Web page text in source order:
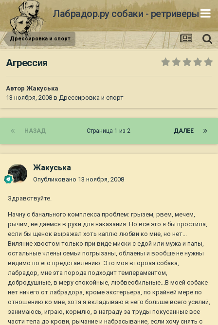
Лабрадор.ру собаки - ретриверы
Дрессировка и спорт
Агрессия
Автор Жакуська
13 ноября, 2008 в Дрессировка и спорт
НАЗАД ДАЛЕЕ
Страница 1 из 2
Жакуська
Опубликовано 13 ноября, 2008
Здравствуйте.
Начну с банального комплекса проблем: грызем, рвем, мечем,
рычим, не даемся в руки для наказания. Но все это я бы простила,
если бы щенок выражал хоть каплю любви ко мне, но нет...
Виляние хвостом только при виде миски с едой или мужа и папы,
остальные члены семьи погрызаны, облаены и вообще не нужны
видимо по его представлению. Это моя второая собака,
лабрадор, мне эта порода подходит темпераментом,
добродушные, в меру спокойные, любвеобильные...В моей собаке
нет ничего от лабрадора, кроме экстерьера, по крайней мере по
отношению ко мне, хотя я вкладываю в него больше всего усилий,
занимаюсь, играю, кормлю, в награду за труды покусанные все
части тела до крови, рычание и набрасывание, если хочу снять с